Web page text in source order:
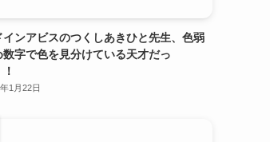
インアビスのつくしあきひと先生、色弱
数字で色を見分けている天才だっ
1月22日